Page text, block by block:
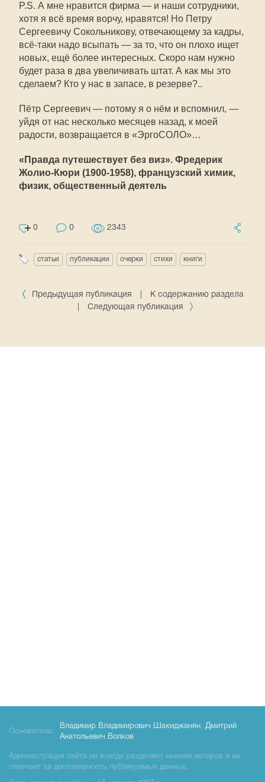
P.S. А мне нравится фирма — и наши сотрудники,
хотя я всё время ворчу, нравятся! Но Петру
Сергеевичу Сокольникову, отвечающему за кадры,
всё-таки надо всыпать — за то, что он плохо ищет
новых, ещё более интересных. Скоро нам нужно
будет раза в два увеличивать штат. А как мы это
сделаем? Кто у нас в запасе, в резерве?..
Пётр Сергеевич — потому я о нём и вспомнил, —
уйдя от нас несколько месяцев назад, к моей
радости, возвращается в «ЭргоСОЛО»…
«Правда путешествует без виз». Фредерик
Жолио-Кюри (1900-1958), французский химик,
физик, общественный деятель
0 0 2343
статьи публикации очерки стихи книги
Предыдущая публикация
К содержанию раздела
Следующая публикация
Основатели:
Владимир Владимирович Шахиджанян, Дмитрий
Анатольевич Волков
Администрация сайта не всегда разделяет мнения авторов и не
отвечает за достоверность публикуемых данных.